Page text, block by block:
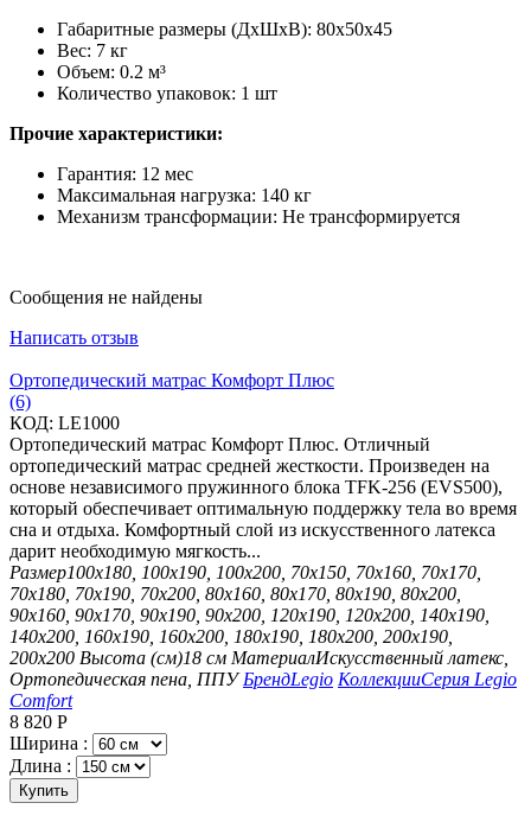
Габаритные размеры (ДхШхВ): 80х50х45
Вес: 7 кг
Объем: 0.2 м³
Количество упаковок: 1 шт
Прочие характеристики:
Гарантия: 12 мес
Максимальная нагрузка: 140 кг
Механизм трансформации: Не трансформируется
Сообщения не найдены
Написать отзыв
Ортопедический матрас Комфорт Плюс
(6)
КОД: LE1000
Ортопедический матрас Комфорт Плюс. Отличный
ортопедический матрас средней жесткости. Произведен на
основе независимого пружинного блока TFK-256 (EVS500),
который обеспечивает оптимальную поддержку тела во время
сна и отдыха. Комфортный слой из искусственного латекса
дарит необходимую мягкость...
Размер100х180, 100х190, 100х200, 70х150, 70х160, 70х170,
70х180, 70х190, 70х200, 80х160, 80х170, 80х190, 80х200,
90х160, 90х170, 90х190, 90х200, 120х190, 120х200, 140х190,
140х200, 160х190, 160х200, 180х190, 180х200, 200х190,
200х200 Высота (см)18 см МатериалИскусственный латекс,
Ортопедическая пена, ППУ БрендLegio КоллекцииСерия Legio
Comfort
8 820 Р
Ширина :
Длина :
Купить